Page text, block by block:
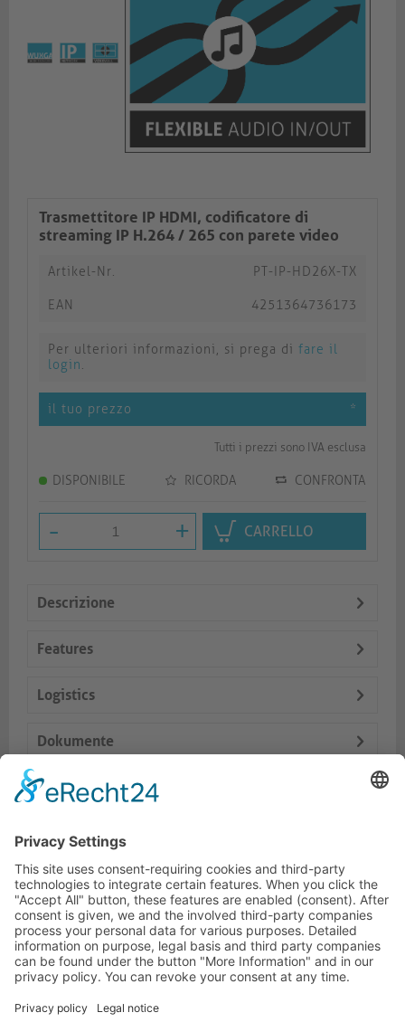
Trasmettitore IP HDMI, codificatore di
streaming IP H.264 / 265 con parete video
Artikel-Nr. PT-IP-HD26X-TX
EAN 4251364736173
Per ulteriori informazioni, si prega di fare il
login.
il tuo prezzo *
Tutti i prezzi sono IVA esclusa
DISPONIBILE RICORDA CONFRONTA
- + CARRELLO
Descrizione
Features
Logistics
Dokumente
Accessori
Prodotti simili
ONEAV HOTLINE
ONEAV.EU